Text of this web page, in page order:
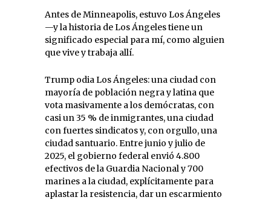
Antes de Minneapolis, estuvo Los Ángeles
—y la historia de Los Ángeles tiene un
significado especial para mí, como alguien
que vive y trabaja allí.
Trump odia Los Ángeles: una ciudad con
mayoría de población negra y latina que
vota masivamente a los demócratas, con
casi un 35 % de inmigrantes, una ciudad
con fuertes sindicatos y, con orgullo, una
ciudad santuario. Entre junio y julio de
2025, el gobierno federal envió 4.800
efectivos de la Guardia Nacional y 700
marines a la ciudad, explícitamente para
aplastar la resistencia, dar un escarmiento